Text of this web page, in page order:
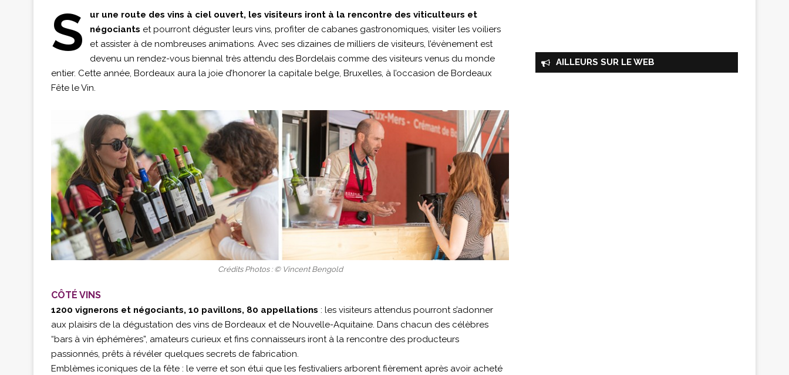
S
ur une route des vins à ciel ouvert, les visiteurs iront à la rencontre des viticulteurs et
négociants et pourront déguster leurs vins, profiter de cabanes gastronomiques, visiter les voiliers
et assister à de nombreuses animations. Avec ses dizaines de milliers de visiteurs, l’évènement est
devenu un rendez-vous biennal très attendu des Bordelais comme des visiteurs venus du monde
entier. Cette année, Bordeaux aura la joie d’honorer la capitale belge, Bruxelles, à l’occasion de Bordeaux
Fête le Vin.
Crédits Photos : © Vincent Bengold
CÔTÉ VINS
1200 vignerons et négociants, 10 pavillons, 80 appellations : les visiteurs attendus pourront s’adonner
aux plaisirs de la dégustation des vins de Bordeaux et de Nouvelle-Aquitaine. Dans chacun des célèbres
“bars à vin éphémères”, amateurs curieux et fins connaisseurs iront à la rencontre des producteurs
passionnés, prêts à révéler quelques secrets de fabrication.
Emblèmes iconiques de la fête : le verre et son étui que les festivaliers arborent fièrement après avoir acheté
AILLEURS SUR LE WEB